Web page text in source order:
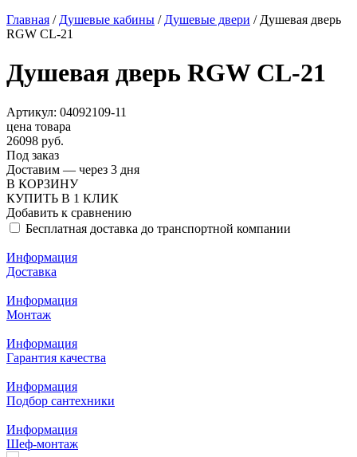
Главная / Душевые кабины / Душевые двери / Душевая дверь
RGW CL-21
Душевая дверь RGW CL-21
Артикул: 04092109-11
цена товара
26098 руб.
Под заказ
Доставим — через 3 дня
В КОРЗИНУ
КУПИТЬ В 1 КЛИК
Добавить к сравнению
Бесплатная доставка до транспортной компании
Информация
Доставка
Информация
Монтаж
Информация
Гарантия качества
Информация
Подбор сантехники
Информация
Шеф-монтаж